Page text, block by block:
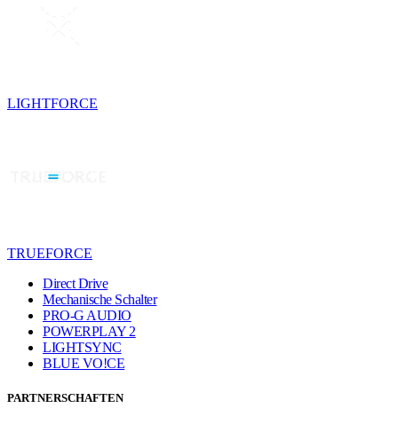
LIGHTFORCE
TRUEFORCE
Direct Drive
Mechanische Schalter
PRO-G AUDIO
POWERPLAY 2
LIGHTSYNC
BLUE VO!CE
PARTNERSCHAFTEN